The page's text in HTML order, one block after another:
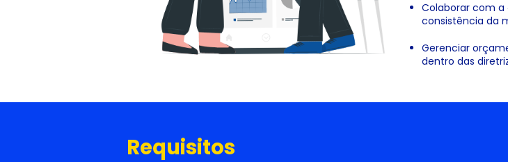
Colaborar com a
consistência da
Gerenciar
dentro das
Requisitos